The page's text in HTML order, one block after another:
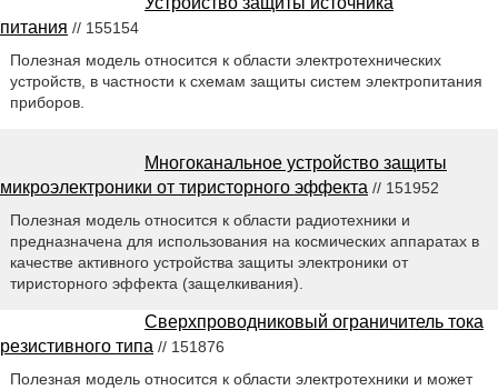
питания // 155154
Полезная модель относится к области электротехнических
устройств, в частности к схемам защиты систем электропитания
приборов.
Многоканальное устройство защиты
микроэлектроники от тиристорного эффекта // 151952
Полезная модель относится к области радиотехники и
предназначена для использования на космических аппаратах в
качестве активного устройства защиты электроники от
тиристорного эффекта (защелкивания).
Сверхпроводниковый ограничитель тока
резистивного типа // 151876
Полезная модель относится к области электротехники и может